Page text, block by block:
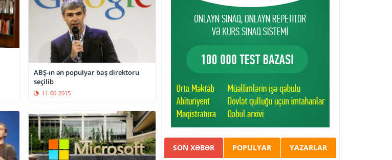
ABŞ-ın ən populyar baş direktoru
seçilib
11-06-2015
SON XƏBƏR POPULYAR YAZARLAR